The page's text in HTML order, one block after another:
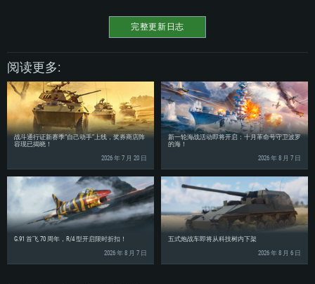
处理器：英特尔 Core i5 或 Ryzen 5 3600 及以上
图形处理器：DirectX 11 及以上级别的显卡 - Nvidia GeForce GTX1060 /
AMD Radeon RX 570 同等级及更高
网络：宽带网络连接
硬盘空间: 75.9 GB (完整客户端)
处理器：Core i7 (不支持Intel Xeon系列)
图形处理器：Radeon Vega II或更高，需要支持Metal
网络：宽带网络连接
硬盘空间：62.2 GB (完整客户端)
操作系统：Ubuntu 20.04 64位
内存大小: 16 GB
图形处理器：NVIDIA GTX 1060 与最新显卡驱动 (至少为半年以内的版本) 或
同等水平的 AMD 显卡 (如 Radeon RX 570) 及最新的显卡驱动 (至少为半年以
内的版本)。
网络：宽带网络连接
硬盘空间：62.2 GB (完整客户端)
完整更新日志
阅读更多:
战斗通行证新赛季“自己动手”上线，奖券商店阵
容现已揭晓！
2026 年 7 月 20 日
新一轮海战活动即将开启：十月革命号守卫波罗
的海！
2026 年 8 月 7 日
G.91 首飞 70 周年，R/4 型开启限时折扣！
2026 年 8 月 7 日
五式炮战车即将从科技树内下架
2026 年 8 月 6 日